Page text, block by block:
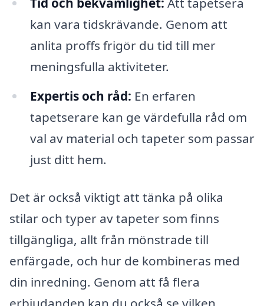
kan vara tidskrävande. Genom att
anlita proffs frigör du tid till mer
meningsfulla aktiviteter.
Expertis och råd: En erfaren
tapetserare kan ge värdefulla råd om
val av material och tapeter som passar
just ditt hem.
Det är också viktigt att tänka på olika
stilar och typer av tapeter som finns
tillgängliga, allt från mönstrade till
enfärgade, och hur de kombineras med
din inredning. Genom att få flera